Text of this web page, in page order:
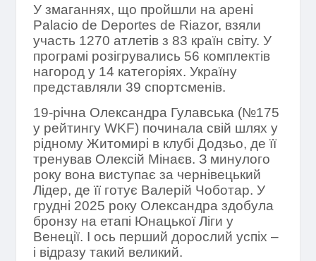
У змаганнях, що пройшли на арені
Palacio de Deportes de Riazor, взяли
участь 1270 атлетів з 83 країн світу. У
програмі розігрувались 56 комплектів
нагород у 14 категоріях. Україну
представляли 39 спортсменів.
19-річна Олександра Гулавська (№175
у рейтингу WKF) починала свій шлях у
рідному Житомирі в клубі Додзьо, де її
тренував Олексій Мінаєв. З минулого
року вона виступає за чернівецький
Лідер, де її готує Валерій Чоботар. У
грудні 2025 року Олександра здобула
бронзу на етапі Юнацької Ліги у
Венеції. І ось перший дорослий успіх –
і відразу такий великий.